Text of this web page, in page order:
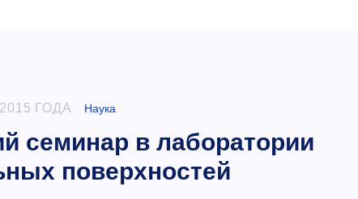
ГОДА Наука
семинар в лаборатории
поверхностей